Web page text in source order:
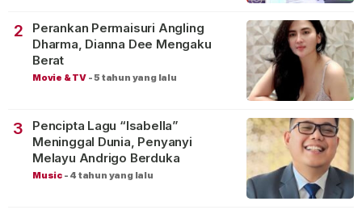
2
Perankan Permaisuri Angling
Dharma, Dianna Dee Mengaku
Berat
Movie & TV -5 tahun yang lalu
3
Pencipta Lagu “Isabella”
Meninggal Dunia, Penyanyi
Melayu Andrigo Berduka
Music - 4 tahun yang lalu